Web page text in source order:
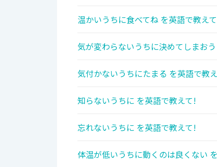
温かいうちに食べてね を英語で教えて
気が変わらないうちに決めてしまお
気付かないうちにたまる を英語で教
知らないうちに を英語で教えて!
忘れないうちに を英語で教えて!
体温が低いうちに動くのは良くない